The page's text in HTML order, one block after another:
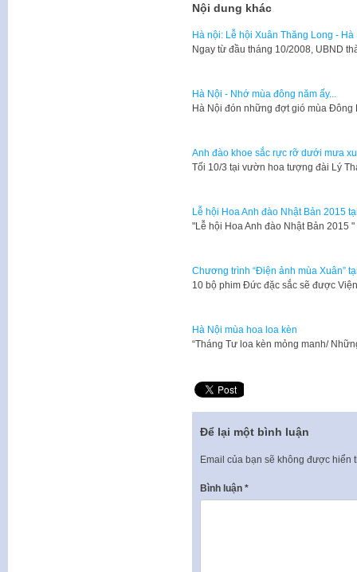
Nội dung khác
Hà nội: Lễ hội Xuân Thăng Long - Hà
​Ngay từ đầu tháng 10/2008, UBND
Hà Nội - Nhớ mùa đông năm ấy...
Hà Nội đón những đợt gió mùa
Anh đào khoe sắc rực rỡ dưới mưa
Tối 10/3 tại vườn hoa tượng đài Lý
Lễ hội Hoa Anh đào Nhật Bản 2015
​"Lễ hội Hoa Anh đào Nhật Bản
Chương trình “Điện ảnh mùa Xuân”
10 bộ phim Đức đặc sắc sẽ được
Hà Nội mùa hoa loa kèn
“Tháng Tư loa kèn mỏng manh/
Để lại một bình luận
Email của bạn sẽ không được hiển
Bình luận *